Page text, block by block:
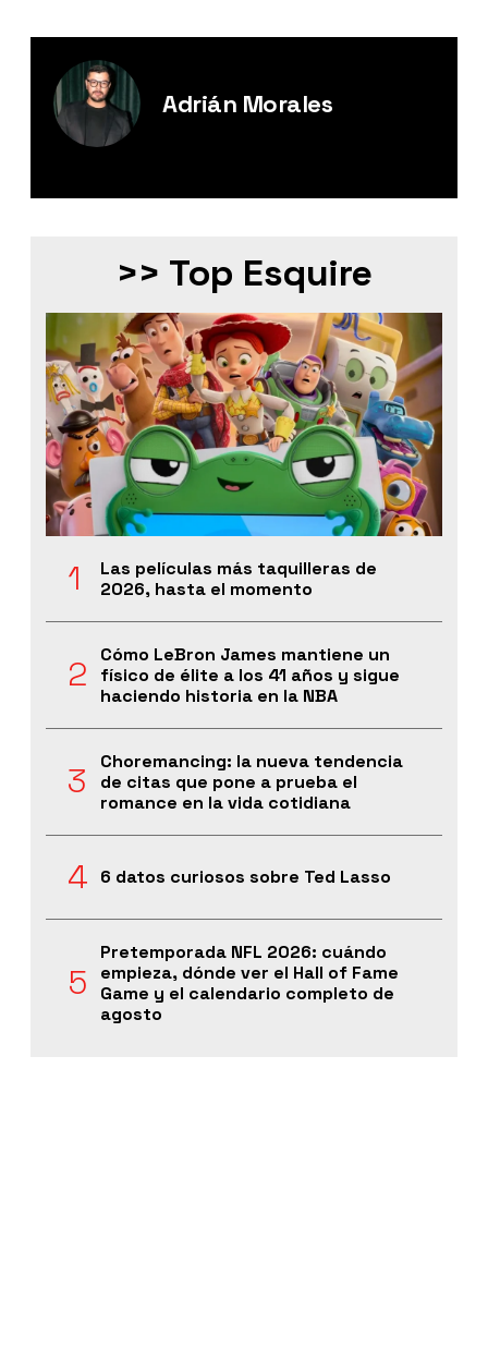
Adrián Morales
>> Top Esquire
Las películas más taquilleras de
2026, hasta el momento
Cómo LeBron James mantiene un
físico de élite a los 41 años y sigue
haciendo historia en la NBA
Choremancing: la nueva tendencia
de citas que pone a prueba el
romance en la vida cotidiana
6 datos curiosos sobre Ted Lasso
Pretemporada NFL 2026: cuándo
empieza, dónde ver el Hall of Fame
Game y el calendario completo de
agosto